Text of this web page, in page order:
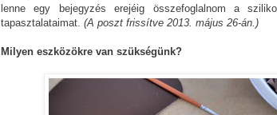
lenne egy bejegyzés erejéig összefoglalnom a
tapasztalataimat. (A poszt frissítve 2013. május 26-án.)
Milyen eszközökre van szükségünk?